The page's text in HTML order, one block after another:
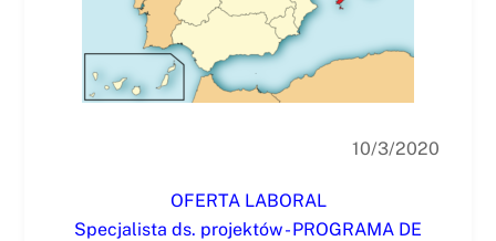
10/3/2020
OFERTA LABORAL
Specjalista ds. projektów - PROGRAMA DE